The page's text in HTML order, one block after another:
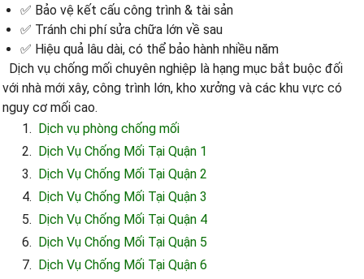
✅ Bảo vệ kết cấu công trình & tài sản
✅ Tránh chi phí sửa chữa lớn về sau
✅ Hiệu quả lâu dài, có thể bảo hành nhiều năm
Dịch vụ chống mối chuyên nghiệp là hạng mục bắt buộc đối
với nhà mới xây, công trình lớn, kho xưởng và các khu vực có
nguy cơ mối cao.
Dịch vụ phòng chống mối
Dịch Vụ Chống Mối Tại Quận 1
Dịch Vụ Chống Mối Tại Quận 2
Dịch Vụ Chống Mối Tại Quận 3
Dịch Vụ Chống Mối Tại Quận 4
Dịch Vụ Chống Mối Tại Quận 5
Dịch Vụ Chống Mối Tại Quận 6